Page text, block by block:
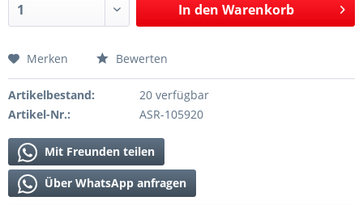
In den Warenkorb
Merken Bewerten
Artikelbestand:
20 verfügbar
Artikel-Nr.:
ASR-105920
Mit Freunden teilen
Über WhatsApp anfragen